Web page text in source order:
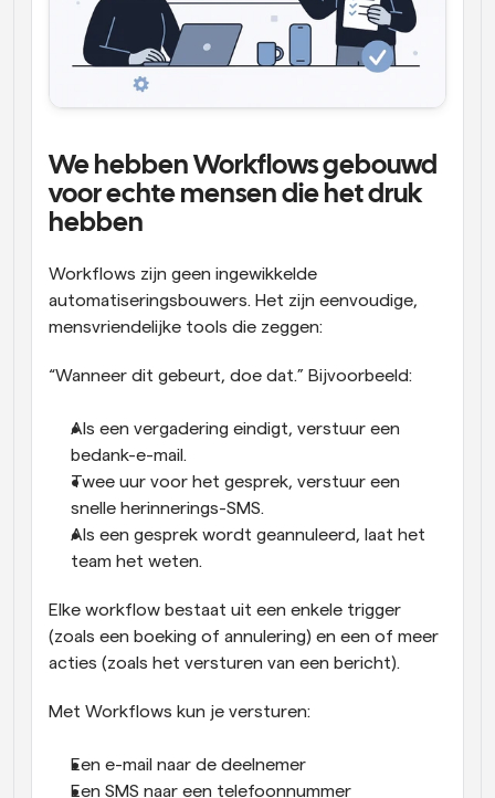
We hebben Workflows gebouwd
voor echte mensen die het druk
hebben
Workflows zijn geen ingewikkelde
automatiseringsbouwers. Het zijn eenvoudige,
mensvriendelijke tools die zeggen:
“Wanneer dit gebeurt, doe dat.” Bijvoorbeeld:
Als een vergadering eindigt, verstuur een
bedank-e-mail.
Twee uur voor het gesprek, verstuur een
snelle herinnerings-SMS.
Als een gesprek wordt geannuleerd, laat het
team het weten.
Elke workflow bestaat uit een enkele trigger
(zoals een boeking of annulering) en een of meer
acties (zoals het versturen van een bericht).
Met Workflows kun je versturen:
Een e-mail naar de deelnemer
Een SMS naar een telefoonnummer